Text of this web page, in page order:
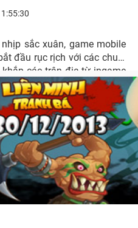
sắc xuân, game mobile
đầu rục rịch với các chuỗi
các trận địa từ ingame